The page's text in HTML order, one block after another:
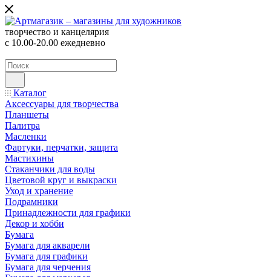
творчество и канцелярия
с 10.00-20.00 ежедневно
Каталог
Аксессуары для творчества
Планшеты
Палитра
Масленки
Фартуки, перчатки, защита
Мастихины
Стаканчики для воды
Цветовой круг и выкраски
Уход и хранение
Подрамники
Принадлежности для графики
Декор и хобби
Бумага
Бумага для акварели
Бумага для графики
Бумага для черчения